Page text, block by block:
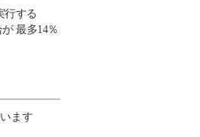
行する
最多14％
ます